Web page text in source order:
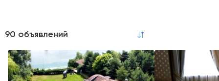
Коммерческая
Аренда
90 объявлений